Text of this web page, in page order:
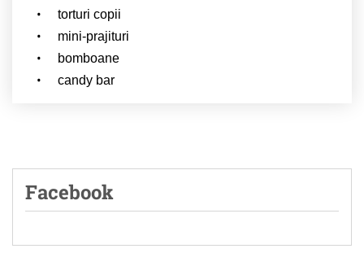
torturi copii
mini-prajituri
bomboane
candy bar
Facebook